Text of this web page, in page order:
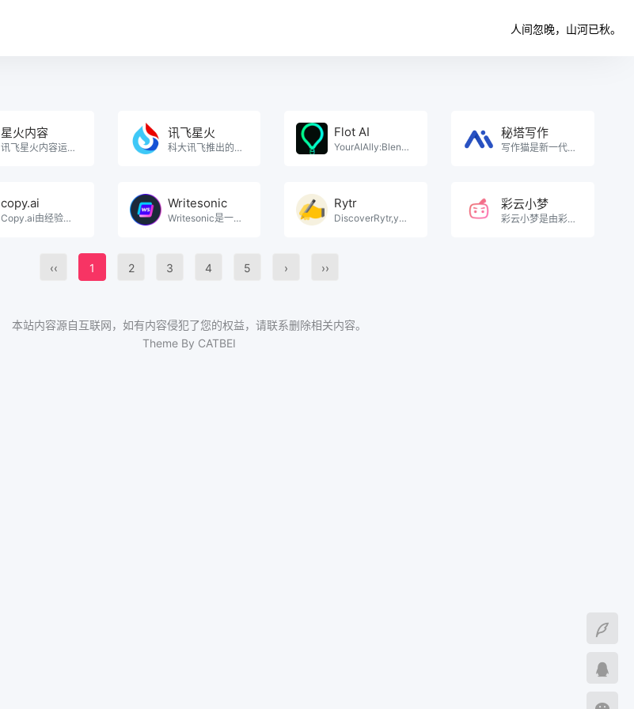
人间忽晚，山河已秋。
星火内容
讯飞星火内容运营大师，集AI写作，选题，配图，排版，润色，发布等功能为一体的智能创作平台。通用稿件3。
讯飞星火
科大讯飞推出的新一代认知智能大模型，拥有跨领域的知识和语言理解能力，能够基于自然对话方式理解与执行任。
Flot AI
YourAIAlly:BlendingwithYourWorkflow,Growing。
秘塔写作
写作猫是新一代交互式中英文写作辅助平台，集智能文本纠错、改写润色、自动续写、智能配图为一体。。
copy.ai
Copy.ai由经验丰富的撰稿人和软件开发人员组成的团队于2020年创建，旨在帮助各行各业的撰稿。
Writesonic
Writesonic是一个由人工智能驱动的内容自动化平台，用户可以使用该AI写作工具输入文本提示，生。
Rytr
DiscoverRytr,yourfreeAIwritingassistant.Cra。
彩云小梦
彩云小梦是由彩云科技（彩云天气和彩云小译背后的团队）推出的一个智能写作AI助手，你只需提供一个开头，。
‹‹ 1 2 3 4 5 › ››
本站内容源自互联网，如有内容侵犯了您的权益，请联系删除相关内容。
Theme By CATBEI